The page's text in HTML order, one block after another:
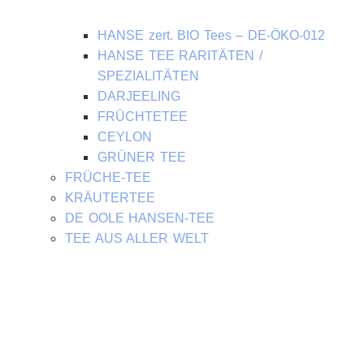
HANSE zert. BIO Tees – DE-ÖKO-012
HANSE TEE RARITÄTEN /
SPEZIALITÄTEN
DARJEELING
FRÜCHTETEE
CEYLON
GRÜNER TEE
FRÜCHE-TEE
KRÄUTERTEE
DE OOLE HANSEN-TEE
TEE AUS ALLER WELT